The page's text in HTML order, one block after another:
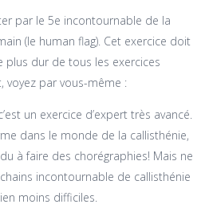
par le 5e incontournable de la
(le human flag). Cet exercice doit
dur de tous les exercices
voyez par vous-même :
un exercice d’expert très avancé.
dans le monde de la callisthénie,
à faire des chorégraphies! Mais ne
incontournable de callisthénie
moins difficiles.